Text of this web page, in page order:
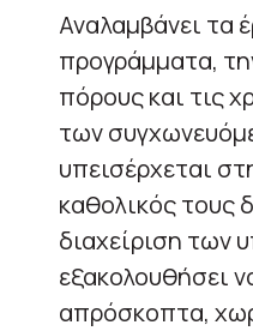
Αναλαμβάνει τα
προγράμματα,
πόρους και τις
των
υπεισέρχεται
καθολικός τους
διαχείριση των
εξακολουθήσει
απρόσκοπτα,